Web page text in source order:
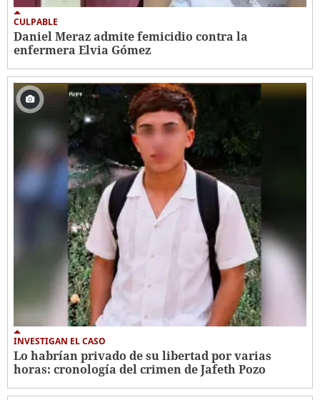
CULPABLE
Daniel Meraz admite femicidio contra la
enfermera Elvia Gómez
INVESTIGAN EL CASO
Lo habrían privado de su libertad por varias
horas: cronología del crimen de Jafeth Pozo